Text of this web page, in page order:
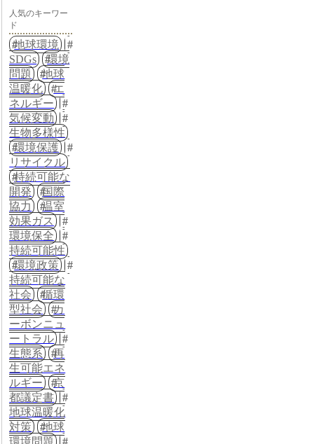
人気のキーワー
ド
地球環境
SDGs
環境
問題
地球
温暖化
エ
ネルギー
気候変動
生物多様性
環境保護
リサイクル
持続可能な
開発
国際
協力
温室
効果ガス
環境保全
持続可能性
環境政策
持続可能な
社会
循環
型社会
カ
ーボンニュ
ートラル
生態系
再
生可能エネ
ルギー
京
都議定書
地球温暖化
対策
地球